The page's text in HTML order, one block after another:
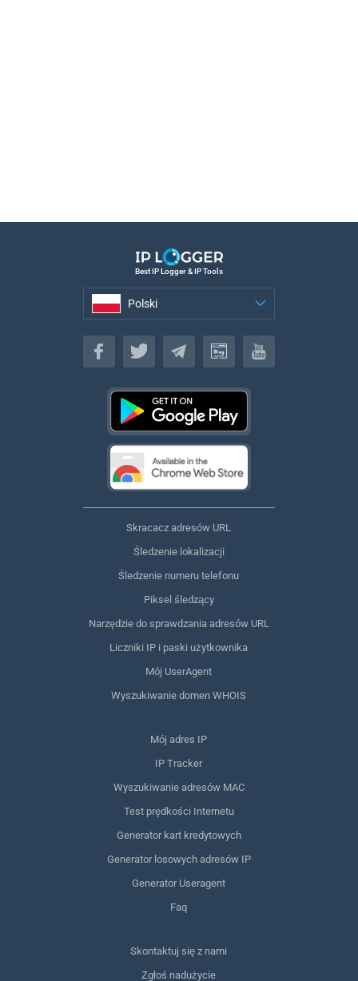
Best IP Logger & IP Tools
Polski
Polski
Skracacz adresów URL
Śledzenie lokalizacji
Śledzenie numeru telefonu
Piksel śledzący
Narzędzie do sprawdzania adresów URL
Liczniki IP i paski użytkownika
Mój UserAgent
Wyszukiwanie domen WHOIS
Mój adres IP
IP Tracker
Wyszukiwanie adresów MAC
Test prędkości Internetu
Generator kart kredytowych
Generator losowych adresów IP
Generator Useragent
Faq
Skontaktuj się z nami
Zgłoś nadużycie